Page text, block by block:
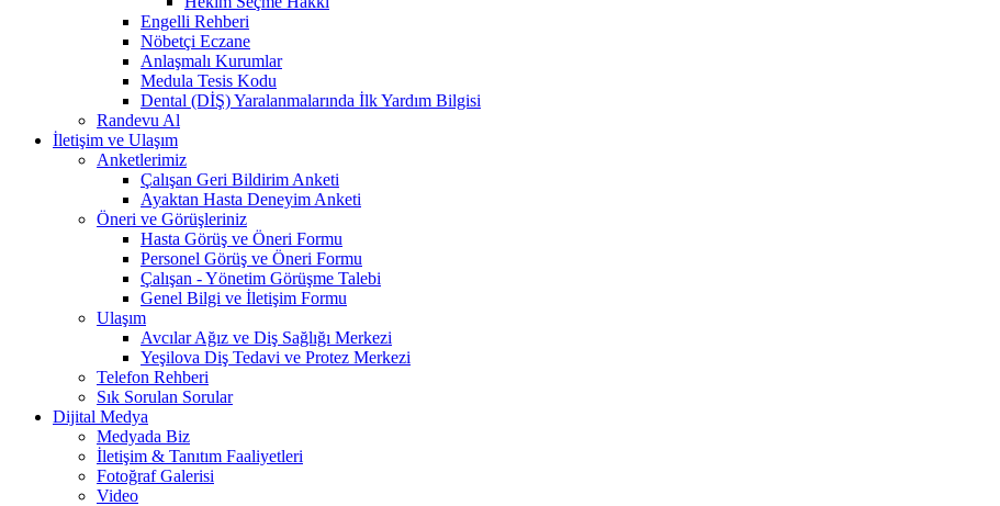
Engelli Rehberi
Nöbetçi Eczane
Anlaşmalı Kurumlar
Medula Tesis Kodu
Dental (DİŞ) Yaralanmalarında İlk Yardım Bilgisi
Randevu Al
İletişim ve Ulaşım
Anketlerimiz
Çalışan Geri Bildirim Anketi
Ayaktan Hasta Deneyim Anketi
Öneri ve Görüşleriniz
Hasta Görüş ve Öneri Formu
Personel Görüş ve Öneri Formu
Çalışan - Yönetim Görüşme Talebi
Genel Bilgi ve İletişim Formu
Ulaşım
Avcılar Ağız ve Diş Sağlığı Merkezi
Yeşilova Diş Tedavi ve Protez Merkezi
Telefon Rehberi
Sık Sorulan Sorular
Dijital Medya
Medyada Biz
İletişim & Tanıtım Faaliyetleri
Fotoğraf Galerisi
Video